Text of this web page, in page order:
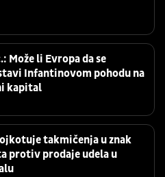
Može li Evropa da se
Infantinovom pohodu na
kapital
takmičenja u znak
protiv prodaje udela u